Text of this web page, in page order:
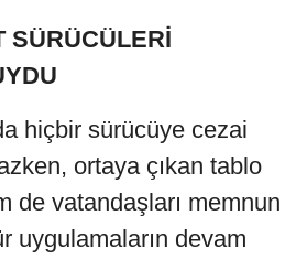
SÜRÜCÜLERİ
hiçbir sürücüye cezai
ortaya çıkan tablo
de vatandaşları memnun
uygulamaların devam